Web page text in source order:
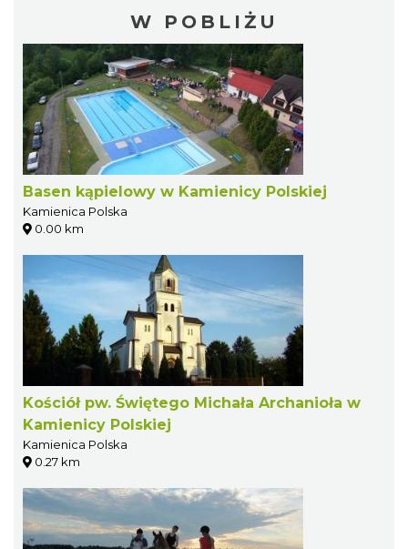
W POBLIŻU
Basen kąpielowy w Kamienicy Polskiej
Kamienica Polska
0.00 km
Kościół pw. Świętego Michała Archanioła w
Kamienicy Polskiej
Kamienica Polska
0.27 km